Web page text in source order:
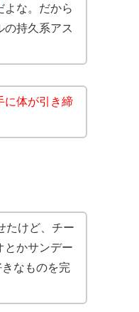
よな。だから
の持久系アス
に体が引き締
たけど、チー
とかサンデー
なものを完